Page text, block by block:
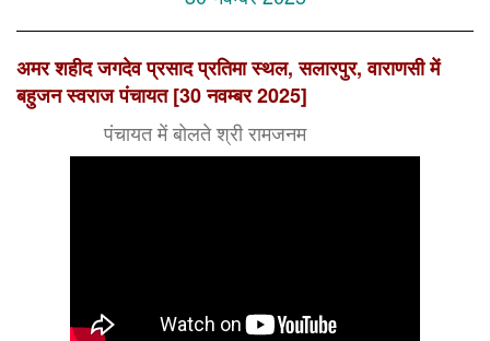
अमर शहीद जगदेव प्रसाद प्रतिमा स्थल, सलारपुर, वाराणसी में
बहुजन स्वराज पंचायत [30 नवम्बर 2025]
पंचायत में बोलते श्री रामजनम